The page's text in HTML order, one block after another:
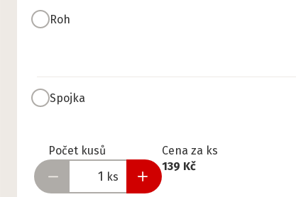
Roh
Spojka
Počet kusů
ks
Připraveno
Cena za ks
139 Kč